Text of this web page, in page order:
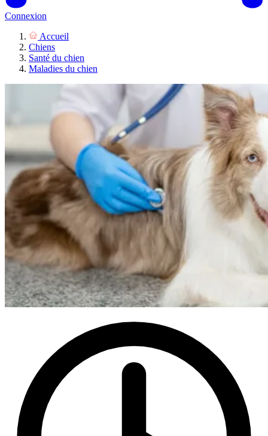
Connexion
Accueil
Chiens
Santé du chien
Maladies du chien